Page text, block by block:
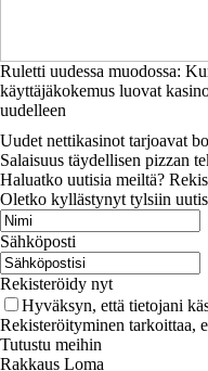
Ruletti uudessa muodossa:
käyttäjäkokemus luovat
uudelleen
Uudet nettikasinot tarjoavat
Salaisuus täydellisen pizzan
Haluatko uutisia meiltä?
Oletko kyllästynyt tylsiin
Sähköposti
Rekisteröidy nyt
Hyväksyn, että tietojani
Rekisteröityminen tarkoittaa,
Tutustu meihin
Rakkaus Loma